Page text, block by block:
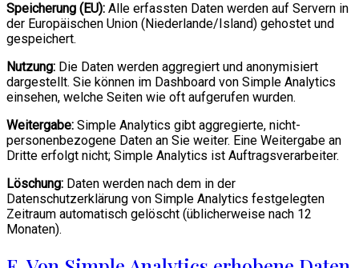
Speicherung (EU): Alle erfassten Daten werden auf Servern in
der Europäischen Union (Niederlande/Island) gehostet und
gespeichert.
Nutzung: Die Daten werden aggregiert und anonymisiert
dargestellt. Sie können im Dashboard von Simple Analytics
einsehen, welche Seiten wie oft aufgerufen wurden.
Weitergabe: Simple Analytics gibt aggregierte, nicht-
personenbezogene Daten an Sie weiter. Eine Weitergabe an
Dritte erfolgt nicht; Simple Analytics ist Auftragsverarbeiter.
Löschung: Daten werden nach dem in der
Datenschutzerklärung von Simple Analytics festgelegten
Zeitraum automatisch gelöscht (üblicherweise nach 12
Monaten).